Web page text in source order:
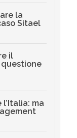
la
Sitael
il
ma